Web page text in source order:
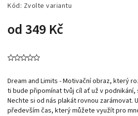
Kód: Zvolte variantu
od349 Kč
Dream and Limits - Motivační obraz, který
ti bude připomínat tvůj cíl ať už v podnikání,
Nechte si od nás plakát rovnou zarámovat.
především čas, který můžete využít pro